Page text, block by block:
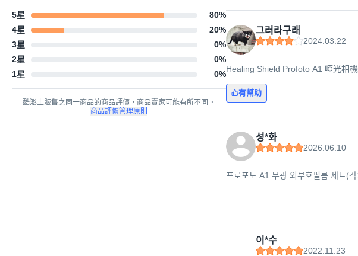
5星 80%
4星
20%
3星
0%
2星
0%
1星
0%
酷澎上販售之同一商品的商品評價，商品賣家可能有所不同。
商品評價管理原則
그러라구래
2024.03.22
Healing Shield Profoto A1 啞光相
有幫助
성*화
2026.06.10
프로포토 A1 무광 외부호필름 세트(
이*수
2022.11.23